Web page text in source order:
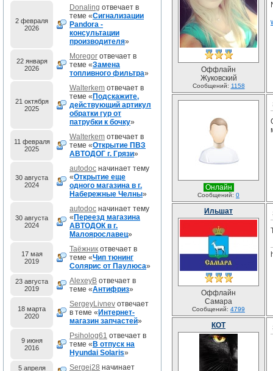
2 февраля
2026
Donaling отвечает в
теме «Сигнализации
Pandora -
консультации
производителя»
22 января
2026
Moregor отвечает в
теме «Замена
топливного фильтра»
21 октября
2025
Walterkem отвечает в
теме « Подскажите,
действующий артикул
обратки гур от
патрубки к бочку»
11 февраля
2025
Walterkem отвечает в
теме «Открытие ПВЗ
АВТОДОГ г. Грязи»
30 августа
2024
autodoc начинает тему
«Открытие еще
одного магазина в г.
Набережные Челны»
30 августа
2024
autodoc начинает тему
« Переезд магазина
АВТОДОК в г.
Малоярославец»
17 мая
2019
Таёжник отвечает в
теме «Чип тюнинг
Солярис от Паулюса»
23 августа
2019
AlexeyB отвечает в
теме «Антифриз»
18 марта
2020
SergeyLivnev отвечает
в теме « Интернет-
магазин запчастей»
9 июня
2016
Psiholog61 отвечает в
теме « В отпуск на
Hyundai Solaris»
5 апреля
Sergej28 начинает
Оффлайн
Жуковский
Сообщений: 1158
Онлайн
Сообщений: 0
Ильшат
Оффлайн
Самара
Сообщений: 4799
КОТ